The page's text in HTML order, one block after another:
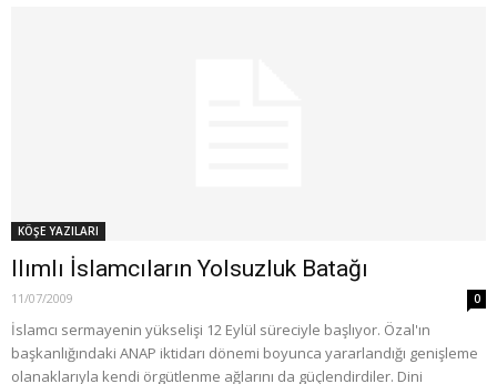
KÖŞE YAZILARI
Ilımlı İslamcıların Yolsuzluk Batağı
11/07/2009 0
İslamcı sermayenin yükselişi 12 Eylül süreciyle başlıyor. Özal'ın
başkanlığındaki ANAP iktidarı dönemi boyunca yararlandığı genişleme
olanaklarıyla kendi örgütlenme ağlarını da güçlendirdiler. Dini